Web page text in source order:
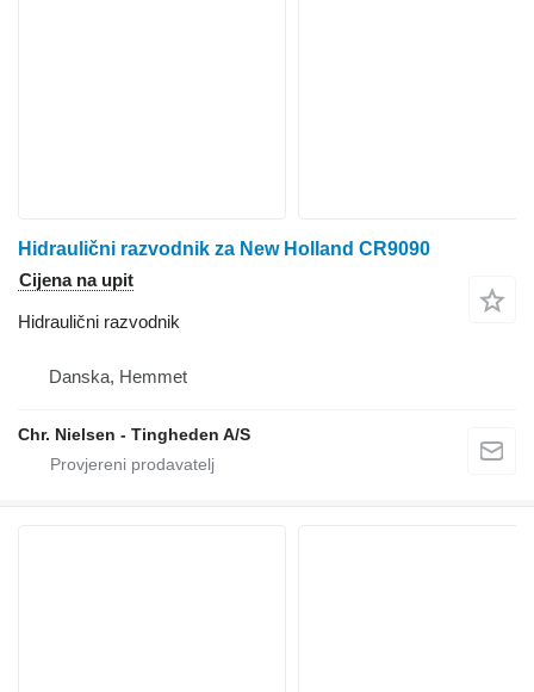
Hidraulični razvodnik za New Holland CR9090
Cijena na upit
Hidraulični razvodnik
Danska, Hemmet
Chr. Nielsen - Tingheden A/S